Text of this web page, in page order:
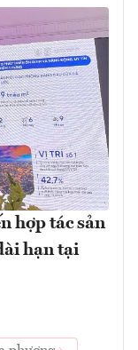
hợp tác sản
hạn tại